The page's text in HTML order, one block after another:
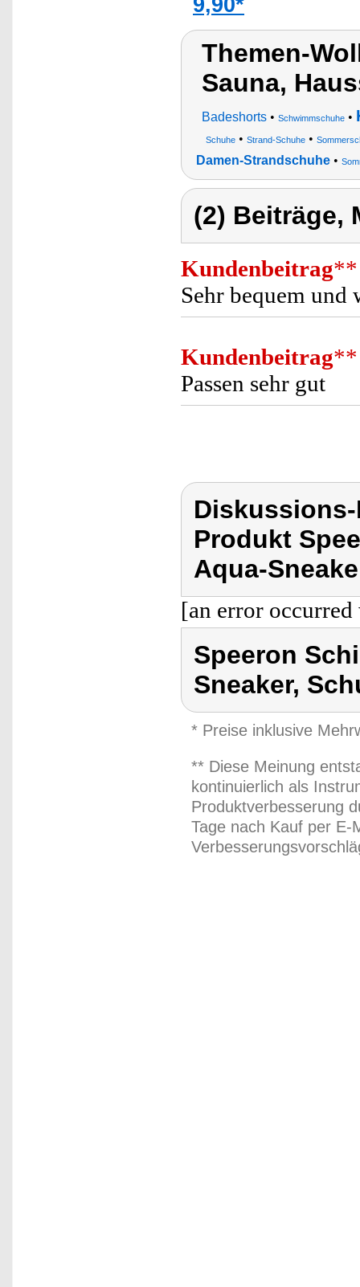
Themen-
Sauna,
Badeshorts • Schwimmschuhe •
Schuhe• Strand-Schuhe•
Damen-Strandschuhe •
(2) Beiträge,
Kundenbeitrag**
Sehr bequem und
Kundenbeitrag**
Passen sehr gut
Produkt
Aqua-
[an error
Speeron
Sneaker,
* Preise inklusive
** Diese Meinung
kontinuierlich als
Produktverbesserung
Tage nach Kauf per E-